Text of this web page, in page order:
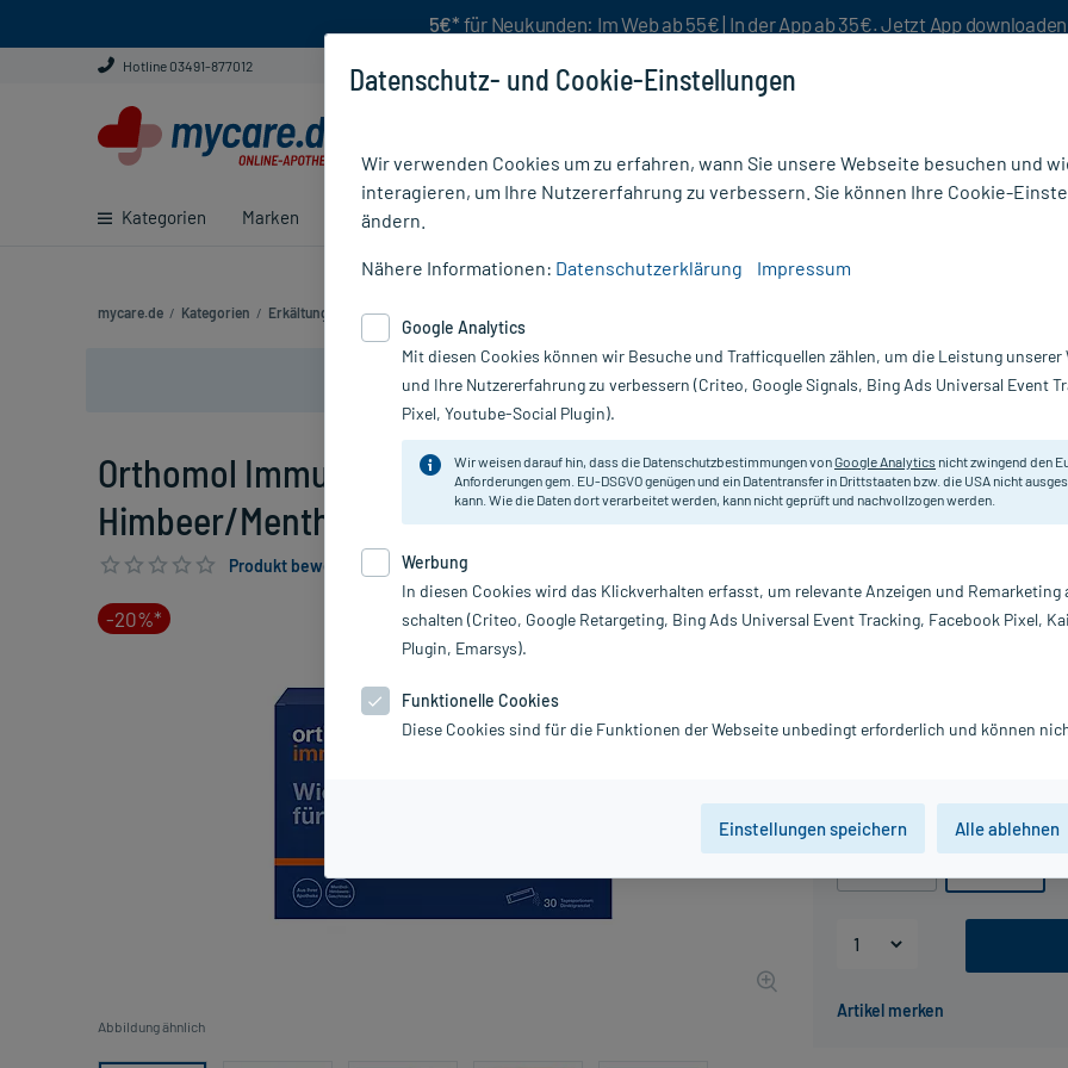
5€* für Neukunden: Im Web ab 55€ | In der App ab 35€. Jetzt App downloaden
Hotline 03491-877012
Kategorien Marken Ratgeber
mycare.de / Kategorien / Erkältung & Abwehr
Nur für kurze Zeit:Gratis-Versand* ab 19€ Mindestbestellwert!
Orthomol Immun Direktgranulat
Himbeer/Menthol, 30 St
Produkt bewerten & PlusHerzen sichern
-20%*
Abbildung ähnlich
55,99 € UVP 69,99 € 560
Orthomol
Nahrungsergänzungsmittel mit
PZN:
Hersteller:
Datenschutz- und Cookie-Einstellungen
Wir verwenden Cookies um zu erfahren, wann Sie unsere Webseite besuchen und
interagieren, um Ihre Nutzererfahrung zu verbessern. Sie können Ihre Cookie-
ändern.
Nähere Informationen: Datenschutzerklärung Impressum
Google Analytics
Mit diesen Cookies können wir Besuche und Trafficquellen zählen, um die Leistung unserer
und Ihre Nutzererfahrung zu verbessern (Criteo, Google Signals, Bing Ads Universal Event
Pixel, Youtube-Social Plugin).
Wir weisen darauf hin, dass die Datenschutzbestimmungen vonGoogle Analytics nicht zwingend den
Anforderungen gem. EU-DSGVO genügen und ein Datentransfer in Drittstaaten bzw. die USA nicht
kann. Wie die Daten dort verarbeitet werden, kann nicht geprüft und nachvollzogen werden.
Werbung
In diesen Cookies wird das Klickverhalten erfasst, um relevante Anzeigen und Remarketing
schalten (Criteo, Google Retargeting, Bing Ads Universal Event Tracking, Facebook Pixel,
Plugin, Emarsys).
Funktionelle Cookies
Diese Cookies sind für die Funktionen der Webseite unbedingt erforderlich und können
Einstellungen speichern Alle ablehnen